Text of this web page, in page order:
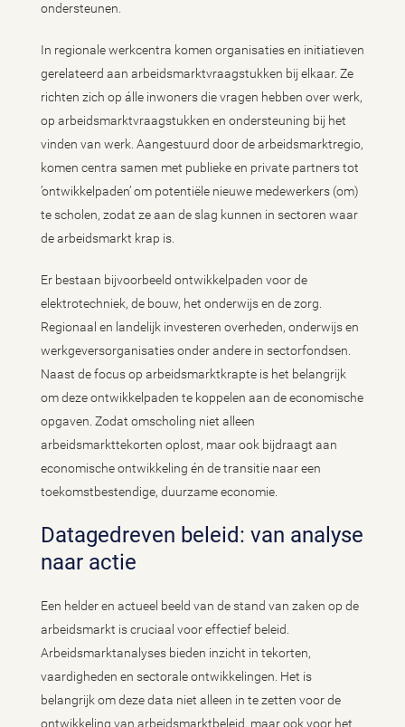
ondersteunen.
In regionale werkcentra komen organisaties en initiatieven
gerelateerd aan arbeidsmarktvraagstukken bij elkaar. Ze
richten zich op álle inwoners die vragen hebben over werk,
op arbeidsmarktvraagstukken en ondersteuning bij het
vinden van werk. Aangestuurd door de arbeidsmarktregio,
komen centra samen met publieke en private partners tot
’ontwikkelpaden’ om potentiële nieuwe medewerkers (om)
te scholen, zodat ze aan de slag kunnen in sectoren waar
de arbeidsmarkt krap is.
Er bestaan bijvoorbeeld ontwikkelpaden voor de
elektrotechniek, de bouw, het onderwijs en de zorg.
Regionaal en landelijk investeren overheden, onderwijs en
werkgeversorganisaties onder andere in sectorfondsen.
Naast de focus op arbeidsmarktkrapte is het belangrijk
om deze ontwikkelpaden te koppelen aan de economische
opgaven. Zodat omscholing niet alleen
arbeidsmarkttekorten oplost, maar ook bijdraagt aan
economische ontwikkeling én de transitie naar een
toekomstbestendige, duurzame economie.
Datagedreven beleid: van analyse
naar actie
Een helder en actueel beeld van de stand van zaken op de
arbeidsmarkt is cruciaal voor effectief beleid.
Arbeidsmarktanalyses bieden inzicht in tekorten,
vaardigheden en sectorale ontwikkelingen. Het is
belangrijk om deze data niet alleen in te zetten voor de
ontwikkeling van arbeidsmarktbeleid, maar ook voor het